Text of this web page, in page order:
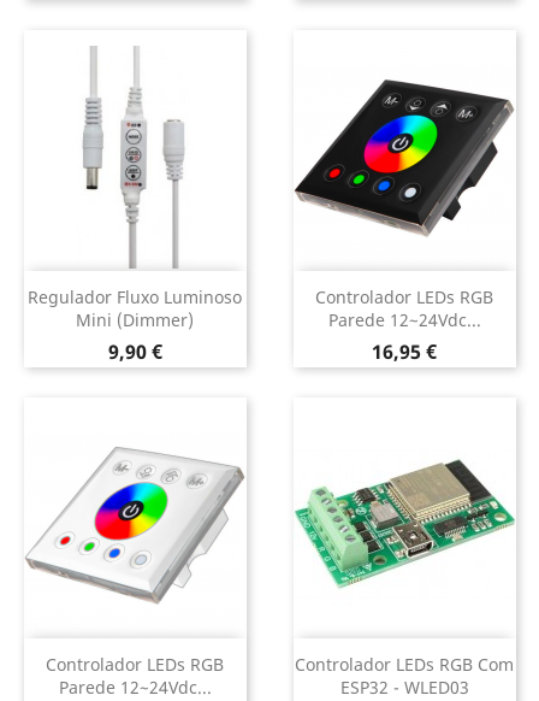
Regulador Fluxo Luminoso
Mini (Dimmer)
Preço
9,90 €
Controlador LEDs RGB
Parede 12~24Vdc...
Preço
16,95 €
Controlador LEDs RGB
Parede 12~24Vdc...
Controlador LEDs RGB Com
ESP32 - WLED03